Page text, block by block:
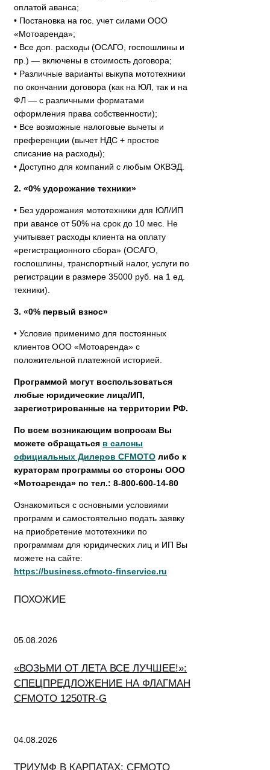
оплатой аванса;
• Постановка на гос. учет силами ООО
«Мотоаренда»;
• Все доп. расходы (ОСАГО, госпошлины и
пр.) — включены в стоимость договора;
• Различные варианты выкупа мототехники
по окончании договора (как на ЮЛ, так и на
ФЛ — с различными форматами
оформления права собственности);
• Все возможные налоговые вычеты и
преференции (вычет НДС + простое
списание на расходы);
• Доступно для компаний с любым ОКВЭД.
2. «0% удорожание техники»
• Без удорожания мототехники для ЮЛ/ИП
при авансе от 50% на срок до 10 мес. Не
учитывает расходы клиента на оплату
«регистрационного сбора» (ОСАГО,
госпошлины, транспортный налог, услуги по
регистрации в размере 35000 руб. на 1 ед.
техники).
3. «0% первый взнос»
• Условие применимо для постоянных
клиентов ООО «Мотоаренда» с
положительной платежной историей.
Программой могут воспользоваться
любые юридические лица/ИП,
зарегистрированные на территории РФ.
По всем возникающим вопросам Вы
можете обращаться в салоны
официальных Дилеров CFMOTO либо к
кураторам программы со стороны ООО
«Мотоаренда» по тел.: 8-800-600-14-80
Ознакомиться с основными условиями
программ и самостоятельно подать заявку
на приобретение мототехники по
программам для юридических лиц и ИП Вы
можете на сайте:
https://business.cfmoto-finservice.ru
ПОХОЖИЕ
05.08.2026
«ВОЗЬМИ ОТ ЛЕТА ВСЕ ЛУЧШЕЕ!»:
СПЕЦПРЕДЛОЖЕНИЕ НА ФЛАГМАН
CFMOTO 1250TR-G
04.08.2026
ТРИУМФ В КАРПАТАХ: CFMOTO